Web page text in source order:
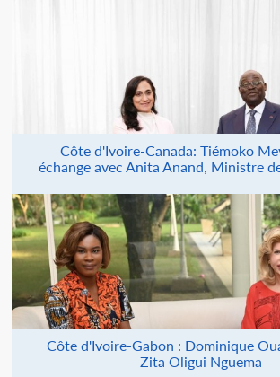
Côte d'Ivoire-Canada: Tiémoko
échange avec Anita Anand, Ministre
Côte d'Ivoire-Gabon : Dominique
Zita Oligui Nguema